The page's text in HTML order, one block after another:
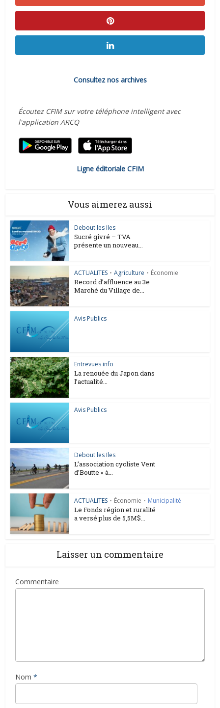
Consultez nos archives
Écoutez CFIM sur votre téléphone intelligent avec
l'application ARCQ
Ligne éditoriale CFIM
Vous aimerez aussi
Debout les Iles
Sucré givré – TVA
présente un nouveau...
ACTUALITES • Agriculture • Économie
Record d’affluence au 3e
Marché du Village de...
Avis Publics
Entrevues info
La renouée du Japon dans
l’actualité...
Avis Publics
Debout les Iles
L’association cycliste Vent
d’Boutte « à...
ACTUALITES • Économie • Municipalité
Le Fonds région et ruralité
a versé plus de 5,5M$...
Laisser un commentaire
Commentaire
Nom *